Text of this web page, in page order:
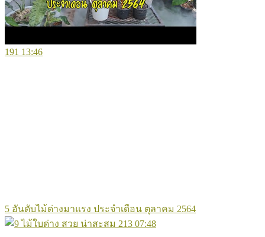
191 13:46
5 อันดับไม้ด่างมาแรง ประจำเดือน ตุลาคม 2564
213 07:48